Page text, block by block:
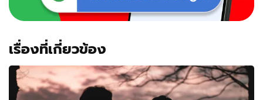
เรื่องที่เกี่ยวข้อง